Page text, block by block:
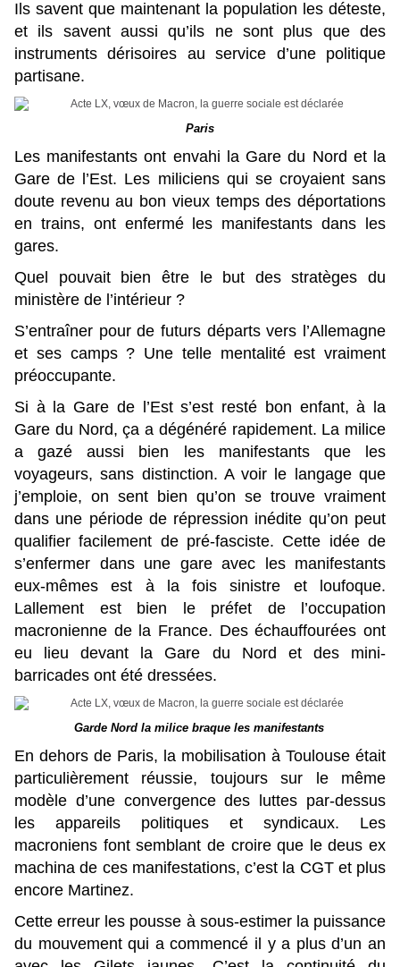
Ils savent que maintenant la population les déteste,
et ils savent aussi qu’ils ne sont plus que des
instruments dérisoires au service d’une politique
partisane.
Paris
Les manifestants ont envahi la Gare du Nord et la
Gare de l’Est. Les miliciens qui se croyaient sans
doute revenu au bon vieux temps des déportations
en trains, ont enfermé les manifestants dans les
gares.
Quel pouvait bien être le but des stratèges du
ministère de l’intérieur ?
S’entraîner pour de futurs départs vers l’Allemagne
et ses camps ? Une telle mentalité est vraiment
préoccupante.
Si à la Gare de l’Est s’est resté bon enfant, à la
Gare du Nord, ça a dégénéré rapidement. La milice
a gazé aussi bien les manifestants que les
voyageurs, sans distinction. A voir le langage que
j’emploie, on sent bien qu’on se trouve vraiment
dans une période de répression inédite qu’on peut
qualifier facilement de pré-fasciste. Cette idée de
s’enfermer dans une gare avec les manifestants
eux-mêmes est à la fois sinistre et loufoque.
Lallement est bien le préfet de l’occupation
macronienne de la France. Des échauffourées ont
eu lieu devant la Gare du Nord et des mini-
barricades ont été dressées.
Garde Nord la milice braque les manifestants
En dehors de Paris, la mobilisation à Toulouse était
particulièrement réussie, toujours sur le même
modèle d’une convergence des luttes par-dessus
les appareils politiques et syndicaux. Les
macroniens font semblant de croire que le deus ex
machina de ces manifestations, c’est la CGT et plus
encore Martinez.
Cette erreur les pousse à sous-estimer la puissance
du mouvement qui a commencé il y a plus d’un an